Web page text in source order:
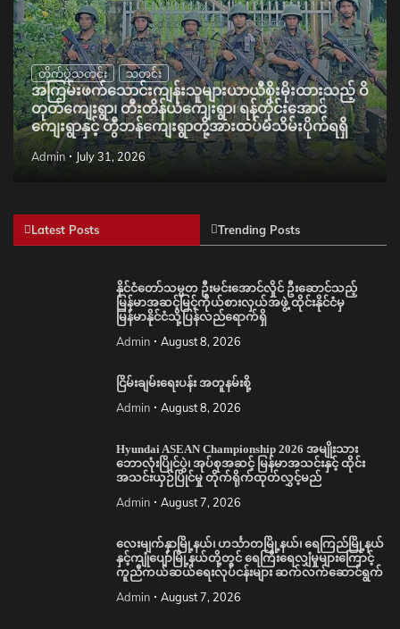
တိုက်ပွဲသတင်း သတင်း
အကြမ်းဖက်သောင်းကျန်းသူများယာယီစိုးမိုးထားသည့် ဝိ
တုတ်ကျေးရွာ၊ တီးတိန်ယံကျေးရွာ၊ ရန်တိုင်းအောင်
ကျေးရွာနှင့် တွီဘန်ကျေးရွာတို့အားထပ်မံသိမ်းပိုက်ရရှိ
Admin July 31, 2026
Latest Posts Trending Posts
နိုင်ငံတော်သမ္မတ ဦးမင်းအောင်လှိုင် ဦးဆောင်သည့်
မြန်မာအဆင့်မြင့်ကိုယ်စားလှယ်အဖွဲ့ ထိုင်းနိုင်ငံမှ
မြန်မာနိုင်ငံသို့ပြန်လည်ရောက်ရှိ
Admin August 8, 2026
ငြိမ်းချမ်းရေးပန်း အတူနမ်းစို့
Admin August 8, 2026
Hyundai ASEAN Championship 2026 အမျိုးသား
ဘောလုံးပြိုင်ပွဲ၊ အုပ်စုအဆင့် မြန်မာအသင်းနှင့် ထိုင်း
အသင်းယှဉ်ပြိုင်မှု တိုက်ရိုက်ထုတ်လွှင့်မည်
Admin August 7, 2026
လေးမျက်နှာမြို့နယ်၊ ဟင်္သာတမြို့နယ်၊ ရေကြည်မြို့နယ်
နှင့်ကျုံပျော်မြို့နယ်တို့တွင် ရေကြီးရေလျှံမှုများကြောင့်
ကူညီကယ်ဆယ်ရေးလုပ်ငန်းများ ဆက်လက်ဆောင်ရွက်
Admin August 7, 2026